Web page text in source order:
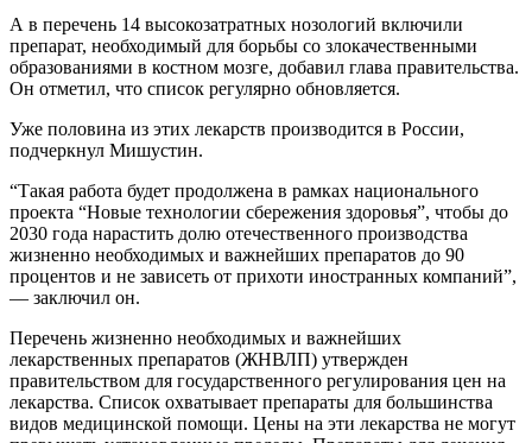
А в перечень 14 высокозатратных нозологий включили
препарат, необходимый для борьбы со злокачественными
образованиями в костном мозге, добавил глава правительства.
Он отметил, что список регулярно обновляется.
Уже половина из этих лекарств производится в России,
подчеркнул Мишустин.
“Такая работа будет продолжена в рамках национального
проекта “Новые технологии сбережения здоровья”, чтобы до
2030 года нарастить долю отечественного производства
жизненно необходимых и важнейших препаратов до 90
процентов и не зависеть от прихоти иностранных компаний”,
— заключил он.
Перечень жизненно необходимых и важнейших
лекарственных препаратов (ЖНВЛП) утвержден
правительством для государственного регулирования цен на
лекарства. Список охватывает препараты для большинства
видов медицинской помощи. Цены на эти лекарства не могут